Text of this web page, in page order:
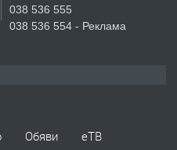
бетон! Събаряне на
038 536 555
038 536 554 - Реклама
Обяви
еТВ